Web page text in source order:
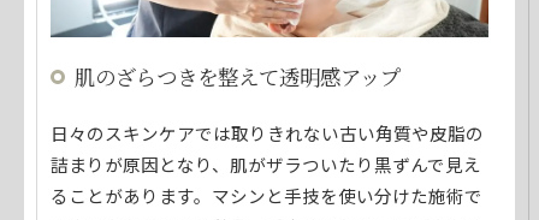
肌のざらつきを整えて透明感アップ
日々のスキンケアでは取りきれない古い角質や皮脂の
詰まりが原因となり、肌がザラついたり黒ずんで見え
ることがあります。マシンと手技を使い分けた施術で